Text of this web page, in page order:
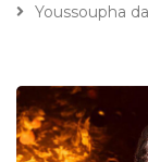
Youssoupha